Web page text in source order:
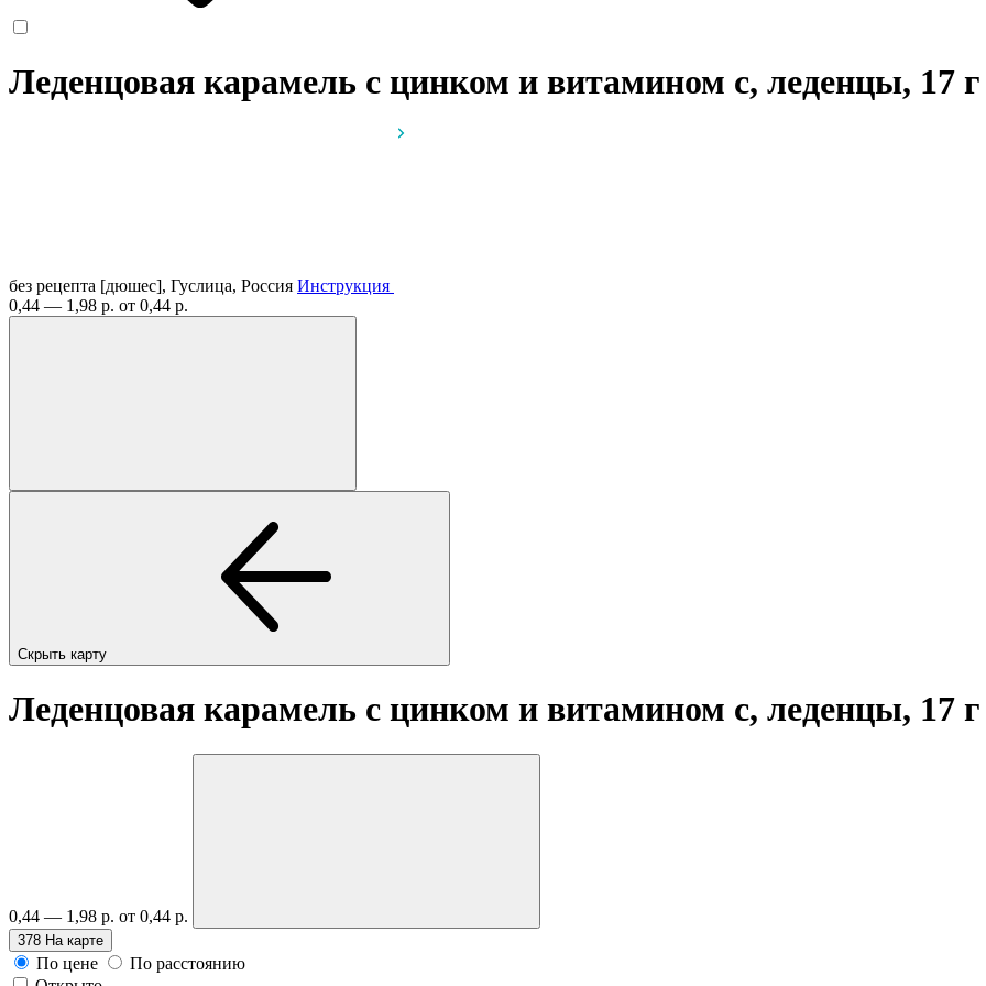
Леденцовая карамель с цинком и витамином с, леденцы, 17
без рецепта [дюшес], Гуслица, Россия Инструкция
0,44 — 1,98 р. от 0,44 р.
Скрыть карту
Леденцовая карамель с цинком и витамином с, леденцы, 17
0,44 — 1,98 р. от 0,44 р.
378 На карте
По цене
По расстоянию